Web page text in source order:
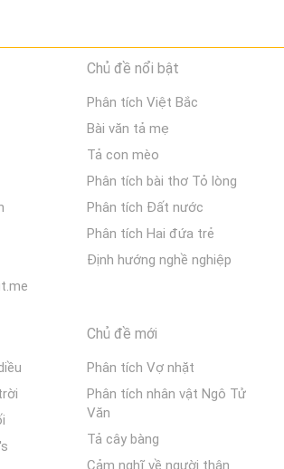
Chủ đề nổi bật
Phân tích Việt Bắc
Bài văn tả mẹ
Tả con mèo
Phân tích bài thơ Tỏ lòng
Phân tích Đất nước
Phân tích Hai đứa trẻ
Định hướng nghề nghiệp
Chủ đề mới
Phân tích Vợ nhặt
Phân tích nhân vật Ngô Tử
Văn
Tả cây bàng
Cảm nghĩ về người thân